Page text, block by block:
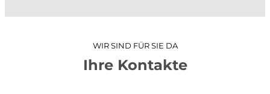
WIR SIND FÜR SIE DA
Ihre Kontakte